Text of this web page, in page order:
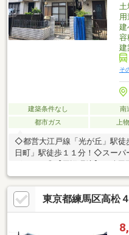
土
建
容
建
そ
建築条件なし 南
都市ガス
上
◇都営大江戸線「光が丘」駅
日町」駅徒歩１１分！◇スーパ
４８０ｍ・練馬区立光が丘第
ラファイン光が丘店・・・約
１３５ｍ・セブンイレブン練馬
ファミリーマート光が丘東大
はお気軽にお問い合わせ下さい
東京都練馬区高松